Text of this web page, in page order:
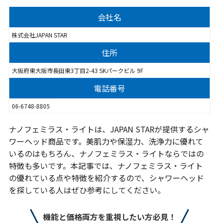
会社名
株式会社JAPAN STAR
住所
大阪府東大阪市長田東3丁目2-43 SKパークビル 9F
電話番号
06-6748-8805
ナノフェミラス・ライトは、JAPAN STARが提供するシャ
ワーヘッド商品です。美肌力や保湿力、洗浄力に優れて
いるのはもちろん、ナノフェミラス・ライトならではの
特徴も多いです。本記事では、ナノフェミラス・ライト
の優れている点や特徴を紹介するので、シャワーヘッド
を探している人はぜひ参考にしてください。
機能と価格両方を重視したい方必見！